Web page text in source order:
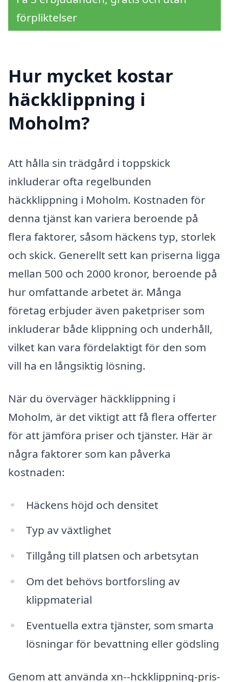
förpliktelser
Hur mycket kostar
häckklippning i
Moholm?
Att hålla sin trädgård i toppskick
inkluderar ofta regelbunden
häckklippning i Moholm. Kostnaden för
denna tjänst kan variera beroende på
flera faktorer, såsom häckens typ, storlek
och skick. Generellt sett kan priserna ligga
mellan 500 och 2000 kronor, beroende på
hur omfattande arbetet är. Många
företag erbjuder även paketpriser som
inkluderar både klippning och underhåll,
vilket kan vara fördelaktigt för den som
vill ha en långsiktig lösning.
När du överväger häckklippning i
Moholm, är det viktigt att få flera offerter
för att jämföra priser och tjänster. Här är
några faktorer som kan påverka
kostnaden:
Häckens höjd och densitet
Typ av växtlighet
Tillgång till platsen och arbetsytan
Om det behövs bortforsling av
klippmaterial
Eventuella extra tjänster, som smarta
lösningar för bevattning eller gödsling
Genom att använda xn--hckklippning-pris-